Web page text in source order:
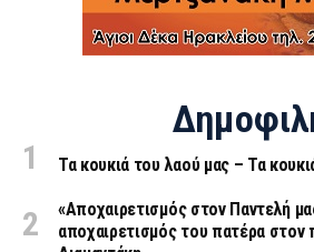
Τα κουκιά του λαού μας – Τα
«Aποχαιρετισμός στον Παντελή
αποχαιρετισμός του πατέρα